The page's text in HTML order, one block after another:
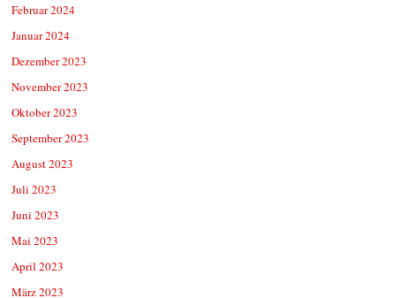
Februar 2024
Januar 2024
Dezember 2023
November 2023
Oktober 2023
September 2023
August 2023
Juli 2023
Juni 2023
Mai 2023
April 2023
März 2023